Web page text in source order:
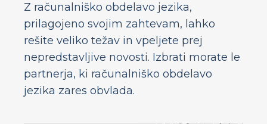
Z računalniško obdelavo jezika,
prilagojeno svojim zahtevam, lahko
rešite veliko težav in vpeljete prej
nepredstavljive novosti. Izbrati morate le
partnerja, ki računalniško obdelavo
jezika zares obvlada.